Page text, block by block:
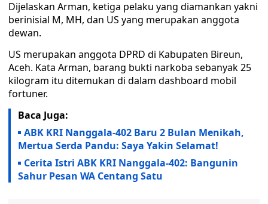
Dijelaskan Arman, ketiga pelaku yang diamankan yakni
berinisial M, MH, dan US yang merupakan anggota
dewan.
US merupakan anggota DPRD di Kabupaten Bireun,
Aceh. Kata Arman, barang bukti narkoba sebanyak 25
kilogram itu ditemukan di dalam dashboard mobil
fortuner.
Baca Juga:
ABK KRI Nanggala-402 Baru 2 Bulan Menikah,
Mertua Serda Pandu: Saya Yakin Selamat!
Cerita Istri ABK KRI Nanggala-402: Bangunin
Sahur Pesan WA Centang Satu